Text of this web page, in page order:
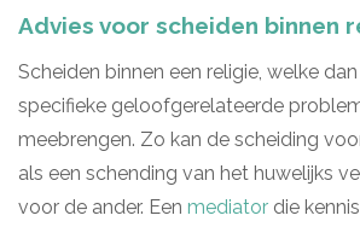
Advies voor scheiden binnen
Scheiden binnen een religie, welke
specifieke geloofgerelateerde
meebrengen. Zo kan de scheiding
als een schending van het huwelijks
voor de ander. Een mediator die